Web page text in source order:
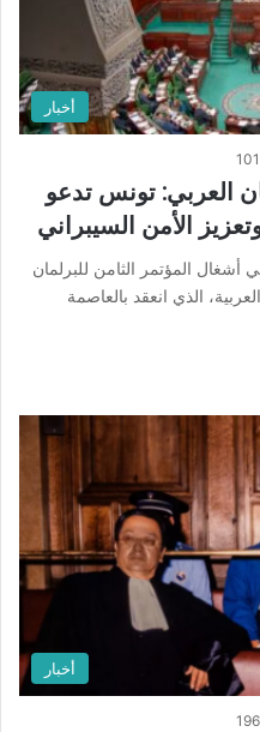
أخبار
101
العربي: تونس تدعو
الأمن السيبراني
المؤتمر الثامن للبرلمان
الذي انعقد بالعاصمة
أخبار
196